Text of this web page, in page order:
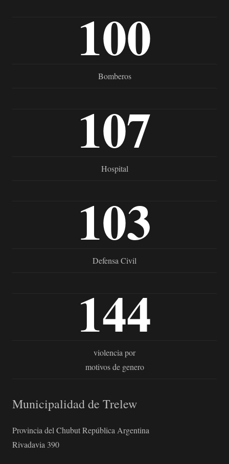
100
Bomberos
107
Hospital
103
Defensa Civil
144
violencia por
motivos de genero
Municipalidad de Trelew
Provincia del Chubut República Argentina
Rivadavia 390